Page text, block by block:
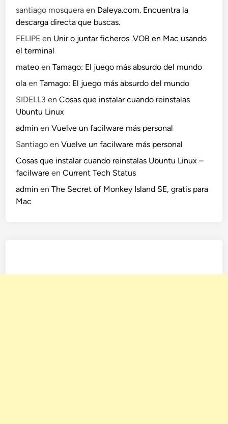
santiago mosquera en Daleya.com. Encuentra la
descarga directa que buscas.
FELIPE en Unir o juntar ficheros .VOB en Mac usando
el terminal
mateo enTamago: El juego más absurdo del mundo
ola enTamago: El juego más absurdo del mundo
SIDELL3 enCosas que instalar cuando reinstalas
Ubuntu Linux
admin enVuelve un facilware más personal
Santiago enVuelve un facilware más personal
Cosas que instalar cuando reinstalas Ubuntu Linux –
facilware enCurrent Tech Status
admin enThe Secret of Monkey Island SE, gratis para
Mac